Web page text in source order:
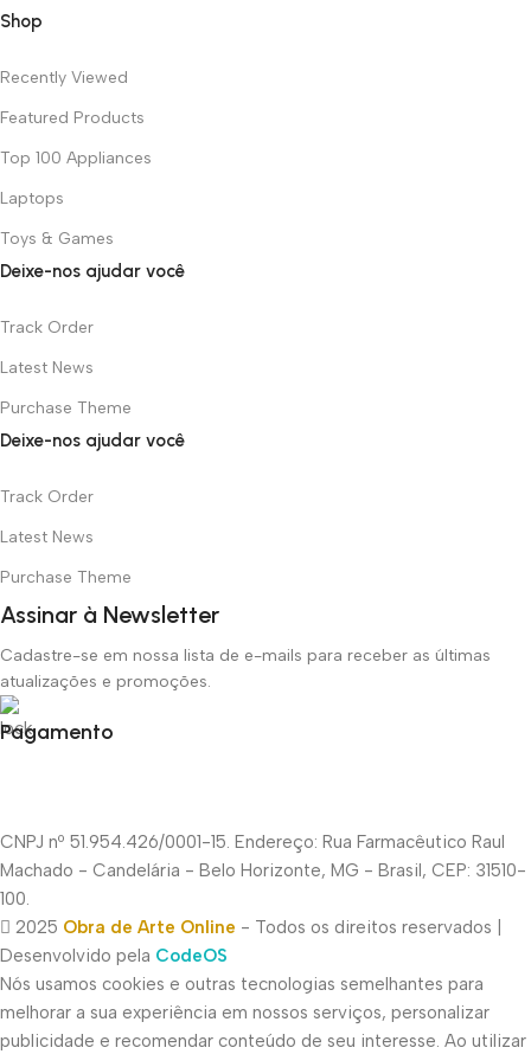
Shop
Recently Viewed
Featured Products
Top 100 Appliances
Laptops
Toys & Games
Deixe-nos ajudar você
Track Order
Latest News
Purchase Theme
Deixe-nos ajudar você
Track Order
Latest News
Purchase Theme
Assinar à Newsletter
Cadastre-se em nossa lista de e-mails para receber as últimas
atualizações e promoções.
Pagamento
CNPJ nº 51.954.426/0001-15. Endereço: Rua Farmacêutico Raul
Machado - Candelária - Belo Horizonte, MG - Brasil, CEP: 31510-
100.
2025 Obra de Arte Online - Todos os direitos reservados |
Desenvolvido pela CodeOS
Nós usamos cookies e outras tecnologias semelhantes para
melhorar a sua experiência em nossos serviços, personalizar
publicidade e recomendar conteúdo de seu interesse. Ao utilizar